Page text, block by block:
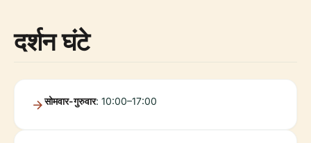
दर्शन घंटे
सोमवार-गुरुवार: 10:00–17:00